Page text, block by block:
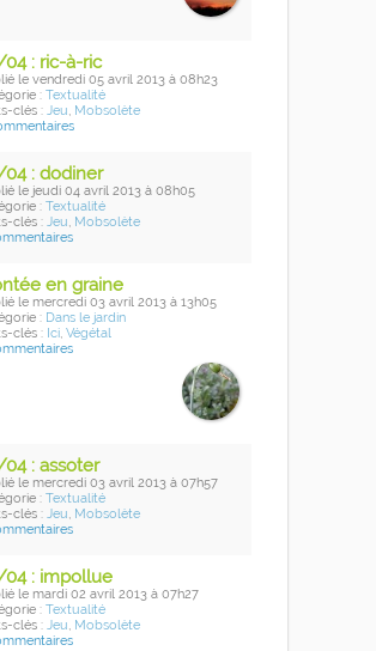
: ric-à-ric
le vendredi 05 avril 2013 à 08h23
: Textualité
clés : Jeu, Mobsolète
: dodiner
le jeudi 04 avril 2013 à 08h05
: Textualité
clés : Jeu, Mobsolète
en graine
le mercredi 03 avril 2013 à 13h05
: Dans le jardin
clés : Ici, Végétal
: assoter
le mercredi 03 avril 2013 à 07h57
: Textualité
clés : Jeu, Mobsolète
: impollue
le mardi 02 avril 2013 à 07h27
: Textualité
clés : Jeu, Mobsolète